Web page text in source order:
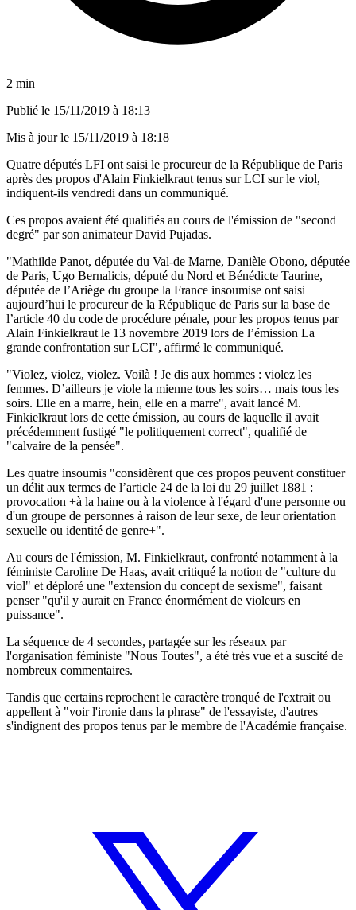
2 min
Publié le 15/11/2019 à 18:13
Mis à jour le 15/11/2019 à 18:18
Quatre députés LFI ont saisi le procureur de la République de Paris
après des propos d'Alain Finkielkraut tenus sur LCI sur le viol,
indiquent-ils vendredi dans un communiqué.
Ces propos avaient été qualifiés au cours de l'émission de "second
degré" par son animateur David Pujadas.
"Mathilde Panot, députée du Val-de Marne, Danièle Obono, députée
de Paris, Ugo Bernalicis, député du Nord et Bénédicte Taurine,
députée de l’Ariège du groupe la France insoumise ont saisi
aujourd’hui le procureur de la République de Paris sur la base de
l’article 40 du code de procédure pénale, pour les propos tenus par
Alain Finkielkraut le 13 novembre 2019 lors de l’émission La
grande confrontation sur LCI", affirmé le communiqué.
"Violez, violez, violez. Voilà ! Je dis aux hommes : violez les
femmes. D’ailleurs je viole la mienne tous les soirs… mais tous les
soirs. Elle en a marre, hein, elle en a marre", avait lancé M.
Finkielkraut lors de cette émission, au cours de laquelle il avait
précédemment fustigé "le politiquement correct", qualifié de
"calvaire de la pensée".
Les quatre insoumis "considèrent que ces propos peuvent constituer
un délit aux termes de l’article 24 de la loi du 29 juillet 1881 :
provocation +à la haine ou à la violence à l'égard d'une personne ou
d'un groupe de personnes à raison de leur sexe, de leur orientation
sexuelle ou identité de genre+".
Au cours de l'émission, M. Finkielkraut, confronté notamment à la
féministe Caroline De Haas, avait critiqué la notion de "culture du
viol" et déploré une "extension du concept de sexisme", faisant
penser "qu'il y aurait en France énormément de violeurs en
puissance".
La séquence de 4 secondes, partagée sur les réseaux par
l'organisation féministe "Nous Toutes", a été très vue et a suscité de
nombreux commentaires.
Tandis que certains reprochent le caractère tronqué de l'extrait ou
appellent à "voir l'ironie dans la phrase" de l'essayiste, d'autres
s'indignent des propos tenus par le membre de l'Académie française.